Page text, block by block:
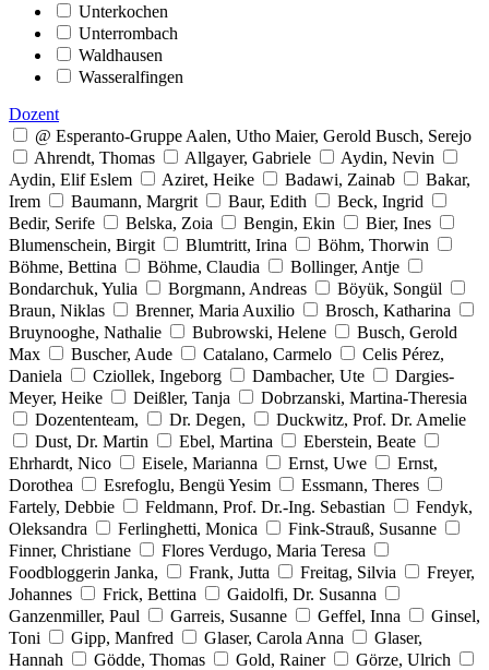
Unterkochen
Unterrombach
Waldhausen
Wasseralfingen
Dozent
@ Esperanto-Gruppe Aalen, Utho Maier, Gerold Busch, Serejo
Ahrendt, Thomas
Allgayer, Gabriele
Aydin, Nevin
Aydin, Elif Eslem
Aziret, Heike Badawi, Zainab
Bakar,
Irem
Baumann, Margrit Baur, Edith
Beck, Ingrid
Bedir, Serife
Belska, Zoia Bengin, Ekin
Bier, Ines
Blumenschein, Birgit
Blumtritt, Irina
Böhm, Thorwin
Böhme, Bettina
Böhme, Claudia
Bollinger, Antje
Bondarchuk, Yulia
Borgmann, Andreas
Böyük, Songül
Braun, Niklas
Brenner, Maria Auxilio
Brosch, Katharina
Bruynooghe, Nathalie
Bubrowski, Helene
Busch, Gerold
Max
Buscher, Aude Catalano, Carmelo
Celis Pérez,
Daniela
Cziollek, Ingeborg Dambacher, Ute
Dargies-
Meyer, Heike
Deißler, Tanja
Dobrzanski, Martina-Theresia
Dozententeam,
Dr. Degen,
Duckwitz, Prof. Dr. Amelie
Dust, Dr. Martin
Ebel, Martina
Eberstein, Beate
Ehrhardt, Nico
Eisele, Marianna Ernst, Uwe
Ernst,
Dorothea
Esrefoglu, Bengü Yesim
Essmann, Theres
Fartely, Debbie
Feldmann, Prof. Dr.-Ing. Sebastian
Fendyk,
Oleksandra
Ferlinghetti, Monica
Fink-Strauß, Susanne
Finner, Christiane
Flores Verdugo, Maria Teresa
Foodbloggerin Janka,
Frank, Jutta Freitag, Silvia
Freyer,
Johannes
Frick, Bettina
Gaidolfi, Dr. Susanna
Ganzenmiller, Paul
Garreis, Susanne Geffel, Inna
Ginsel,
Toni
Gipp, Manfred Glaser, Carola Anna
Glaser,
Hannah
Gödde, Thomas Gold, Rainer
Görze, Ulrich